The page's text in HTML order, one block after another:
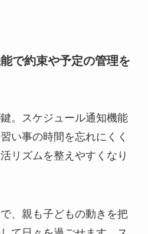
で約束や予定の管理を
。スケジュール通知機能
い事の時間を忘れにくく
リズムを整えやすくなり
、親も子どもの動きを把